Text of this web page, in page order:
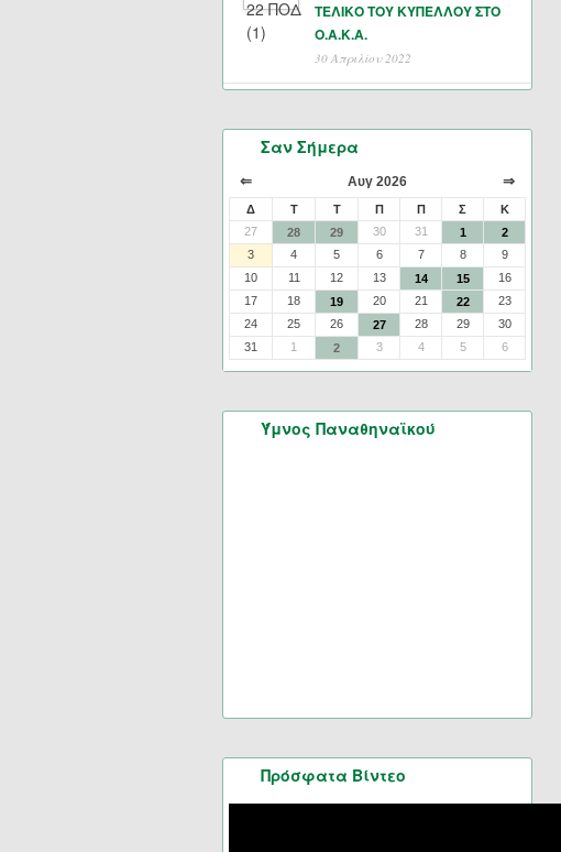
ΤΕΛΙΚΟ ΤΟΥ ΚΥΠΕΛΛΟΥ ΣΤΟ
Ο.Α.Κ.Α.
30 Απριλίου 2022
Σαν Σήμερα
⇐ Αυγ 2026 ⇒
Δ Τ Τ Π Π Σ
Κ
27
28 29 30 31 1
2
3
4 5 6 7 8
9
10
11 12 13 14 15
16
17
18 19 20 21 22
23
24
25 26 27 28 29
30
31
1 2 3 4 5 6
Ύμνος Παναθηναϊκού
Πρόσφατα Βίντεο